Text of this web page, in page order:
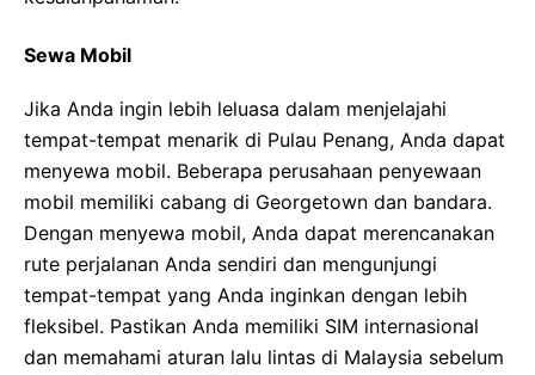
Sewa Mobil
Jika Anda ingin lebih leluasa dalam menjelajahi
tempat-tempat menarik di Pulau Penang, Anda dapat
menyewa mobil. Beberapa perusahaan penyewaan
mobil memiliki cabang di Georgetown dan bandara.
Dengan menyewa mobil, Anda dapat merencanakan
rute perjalanan Anda sendiri dan mengunjungi
tempat-tempat yang Anda inginkan dengan lebih
fleksibel. Pastikan Anda memiliki SIM internasional
dan memahami aturan lalu lintas di Malaysia sebelum